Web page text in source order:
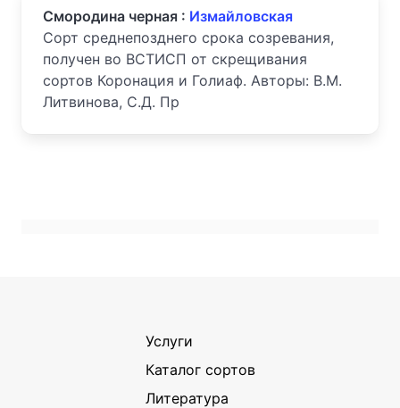
Смородина черная : Измайловская
Сорт среднепозднего срока созревания,
получен во ВСТИСП от скрещивания
сортов Коронация и Голиаф. Авторы: В.М.
Литвинова, С.Д. Пр
Услуги
Каталог сортов
Литература